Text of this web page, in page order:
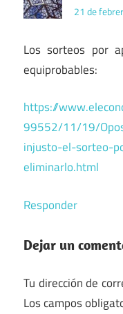
21 de
Los sorteos por
equiprobables:
https://
99552/11/19/
injusto-el-sorteo-
eliminarlo.html
Responder
Dejar un
Tu dirección de
Los campos